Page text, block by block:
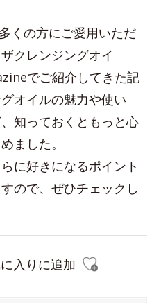
くの方にご愛用いただ
クレンジングオイ
でご紹介してきた記
オイルの魅力や使い
知っておくともっと心
ました。
に好きになるポイント
ので、ぜひチェックし
入りに追加